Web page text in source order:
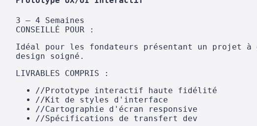
3 – 4 Semaines
CONSEILLÉ POUR :
Idéal pour les fondateurs présentant un projet à
design soigné.
LIVRABLES COMPRIS :
//Prototype interactif haute fidélité
//Kit de styles d'interface
//Cartographie d'écran responsive
//Spécifications de transfert dev